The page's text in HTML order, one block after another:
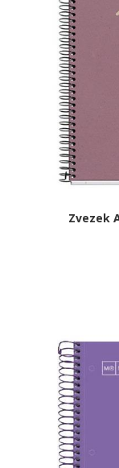
Zvezek